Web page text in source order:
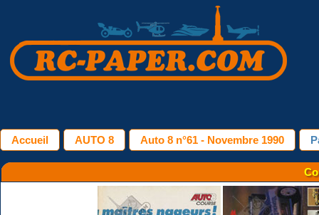
Accueil AUTO 8 Auto 8 n°61 - Novembre 1990